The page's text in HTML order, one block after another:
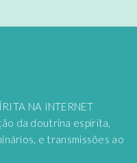
NA INTERNET
da doutrina espírita,
e transmissões ao